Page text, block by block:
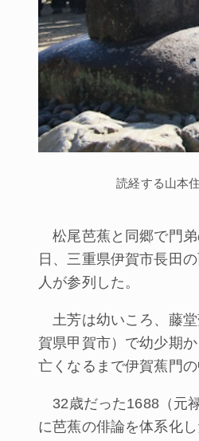
読経する山本
松尾芭蕉と同郷で門弟
日、三重県伊賀市長田
人が参列した。
土芳は幼いころ、藤堂
賀県甲賀市）で幼少期
亡くなるまで伊賀蕉門
32歳だった1688（元
に芭蕉の俳論を体系化